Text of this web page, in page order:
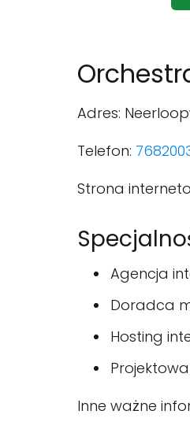
Adres:
Telefon:
Strona
Agencja
Doradca
Hosting
Inne ważne